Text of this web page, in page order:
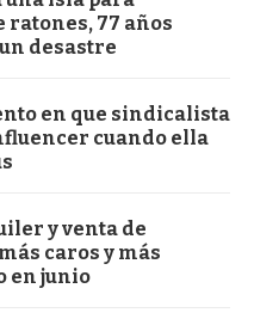
77 años
desastre
en que sindicalista
cuando ella
y venta de
caros y más
en junio